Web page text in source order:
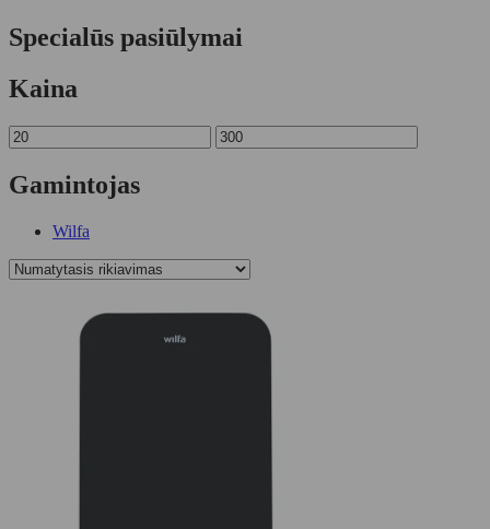
Specialūs pasiūlymai
Kaina
Gamintojas
Wilfa